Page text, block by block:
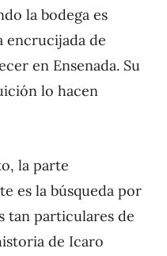
la bodega es
encrucijada de
en Ensenada. Su
lo hacen
la parte
es la búsqueda por
tan particulares de
de Icaro